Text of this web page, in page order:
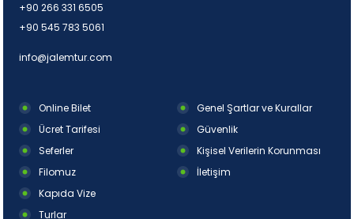
+90 266 331 6505
+90 545 783 5061
info@jalemtur.com
Online Bilet
Ücret Tarifesi
Seferler
Filomuz
Kapıda Vize
Turlar
Genel Şartlar ve Kurallar
Güvenlik
Kişisel Verilerin Korunması
İletişim